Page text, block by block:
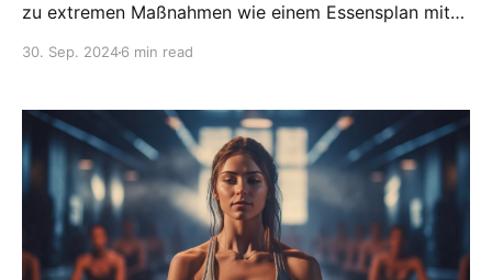
zu extremen Maßnahmen wie einem Essensplan mit
Training. Beginnen Sie stattdessen mit kleinen
30. Sep. 20246 min read